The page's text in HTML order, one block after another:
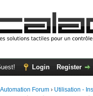
Login Register
Forum › Utilisation -